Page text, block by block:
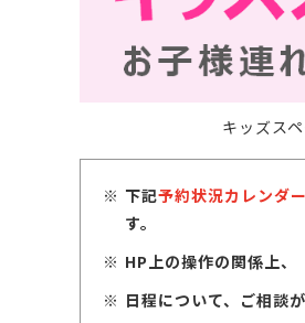
キッズス
下記予約状況カレンダー
す。
HP上の操作の関係上、
日程について、ご相談